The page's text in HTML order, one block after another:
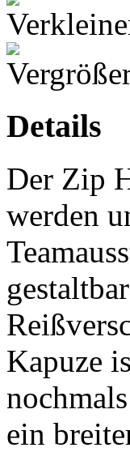
Details
Der Zip
werden
Kapuze
ein